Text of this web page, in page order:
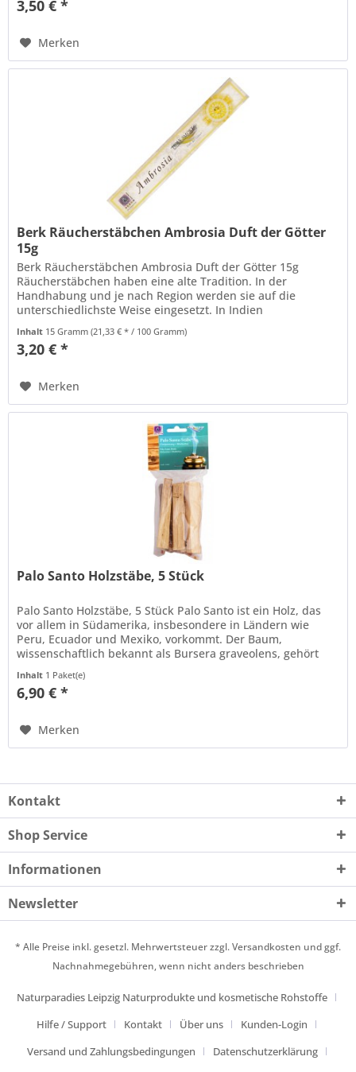
3,50 € *
Merken
Berk Räucherstäbchen Ambrosia Duft der Götter
15g
Berk Räucherstäbchen Ambrosia Duft der Götter 15g
Räucherstäbchen haben eine alte Tradition. In der
Handhabung und je nach Region werden sie auf die
unterschiedlichste Weise eingesetzt. In Indien
Inhalt 15 Gramm(21,33 € * / 100 Gramm)
3,20 € *
Merken
Palo Santo Holzstäbe, 5 Stück
Palo Santo Holzstäbe, 5 Stück Palo Santo ist ein Holz, das
vor allem in Südamerika, insbesondere in Ländern wie
Peru, Ecuador und Mexiko, vorkommt. Der Baum,
wissenschaftlich bekannt als Bursera graveolens, gehört
Inhalt 1 Paket(e)
6,90 € *
Merken
Kontakt
Shop Service
Informationen
Newsletter
* Alle Preise inkl. gesetzl. Mehrwertsteuer zzgl.Versandkosten und ggf.
Nachnahmegebühren, wenn nicht anders beschrieben
Naturparadies Leipzig Naturprodukte und kosmetische Rohstoffe
Hilfe / Support
Kontakt Über uns
Kunden-Login
Versand und Zahlungsbedingungen
Datenschutzerklärung